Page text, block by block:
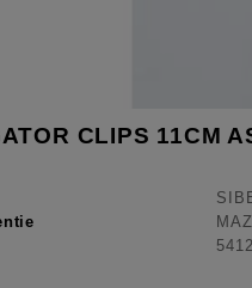
CLIPS 11CM